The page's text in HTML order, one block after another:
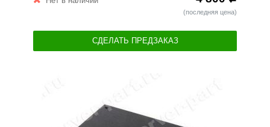
(последняя цена)
СДЕЛАТЬ ПРЕДЗАКАЗ